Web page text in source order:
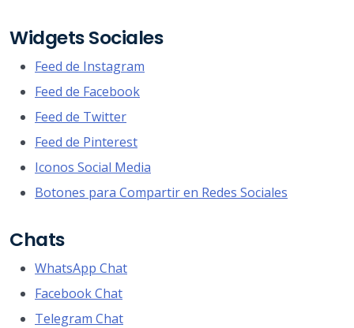
Widgets Sociales
Feed de Instagram
Feed de Facebook
Feed de Twitter
Feed de Pinterest
Iconos Social Media
Botones para Compartir en Redes Sociales
Chats
WhatsApp Chat
Facebook Chat
Telegram Chat